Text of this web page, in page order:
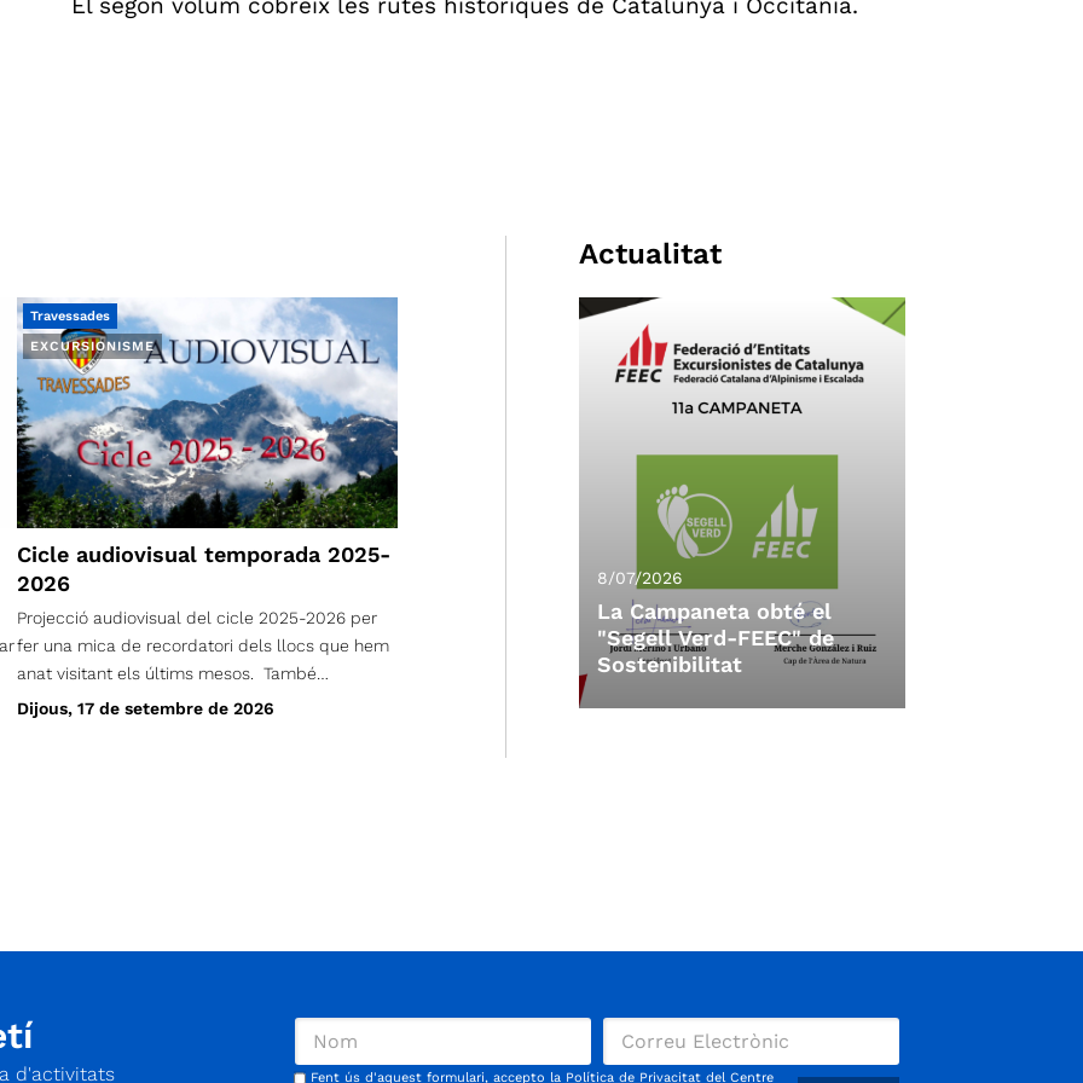
EXCURSIONISME
Travessades
Cicle audiovisual temporada 2025-
2026
Projecció audiovisual del cicle 2025-2026 per
fer una mica de recordatori dels llocs que hem
anat visitant els últims mesos. També
presentarem i comentarem el calendari, per la
Dijous, 17 de setembre de 2026
Actualitat
8/07/2026
La Campaneta obté el
"Segell Verd-FEEC" de
Sostenibilitat
Excursionista de Terrassa, amb la
col·laboració de l'A.E.
d'activitats Fent ús d'aquest formulari, accepto la Política de Privacitatdel Centre